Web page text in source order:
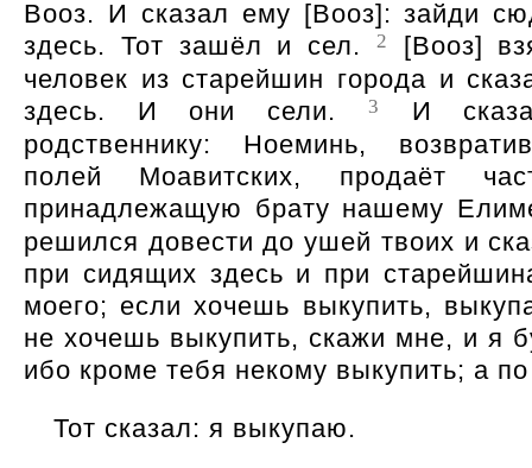
Вооз. И сказал ему [Вооз]: зайди
здесь. Тот зашёл и сел.
2
[Вооз]
человек из старейшин города и
здесь. И они сели.
3
И
родственнику: Ноеминь,
полей Моавитских, продаёт
принадлежащую брату нашему
решился довести до ушей твоих и
при сидящих здесь и при
моего; если хочешь выкупить,
не хочешь выкупить, скажи мне, и я
ибо кроме тебя некому выкупить; а
Тот сказал: я выкупаю.